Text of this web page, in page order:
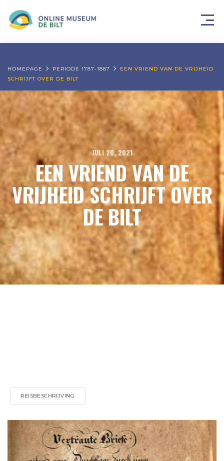
HOMEPAGE PERIODE 1787-1887
EEN VRIEND VAN DE VRIJHEID
SCHRIJFT OVER DE BILT
JULI 20, 2021
EEN VRIEND VAN DE
VRIJHEID SCHRIJFT OVER
DE BILT
REISBESCHRIJVING